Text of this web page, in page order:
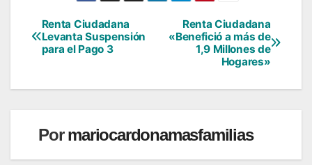
Navegación
de
entradas
Renta Ciudadana
«Benefició a más de
1,9 Millones de
Hogares»
Renta Ciudadana
Levanta Suspensión
para el Pago 3
Pormariocardonamasfamilias